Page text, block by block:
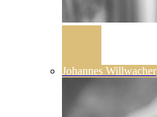
Johannes Willwacher